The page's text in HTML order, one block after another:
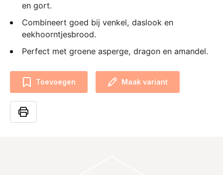
en gort.
Combineert goed bij venkel, daslook en
eekhoorntjesbrood.
Perfect met groene asperge, dragon en amandel.
Toevoegen Maak variant